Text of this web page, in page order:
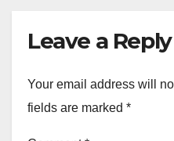
Leave a Reply
Your email address will
fields are marked *